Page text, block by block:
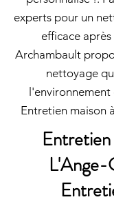
experts pour un
efficace
Archambault
nettoyage
Entretien maison
Entretien
L'Ange-